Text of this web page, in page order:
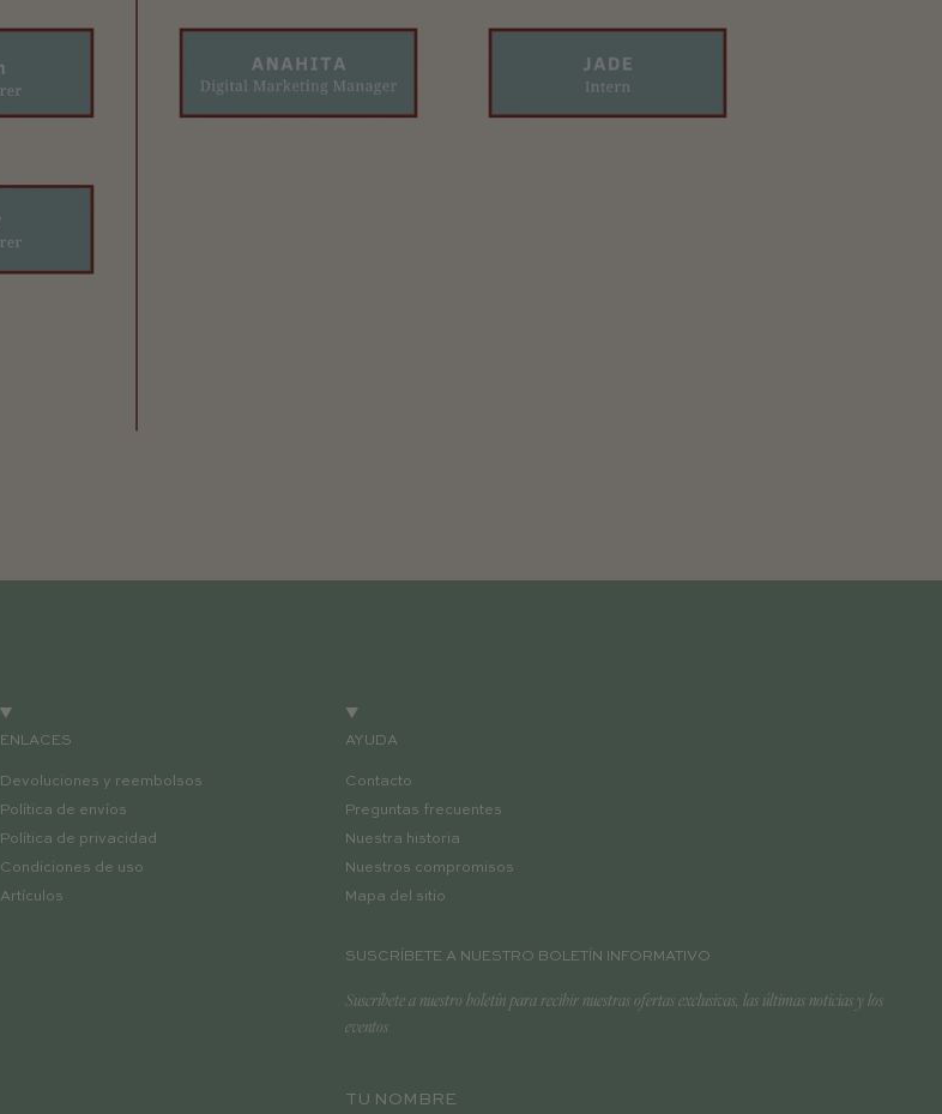
ENLACES
Devoluciones y reembolsos
Política de envíos
Política de privacidad
Condiciones de uso
Artículos
AYUDA
Contacto
Preguntas frecuentes
Nuestra historia
Nuestros compromisos
Mapa del sitio
SUSCRÍBETE A NUESTRO BOLETÍN INFORMATIVO
Suscríbete a nuestro boletín para recibir nuestras ofertas exclusivas, las últimas noticias y los
eventos